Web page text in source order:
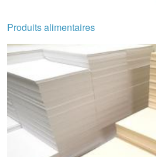
Produits alimentaires